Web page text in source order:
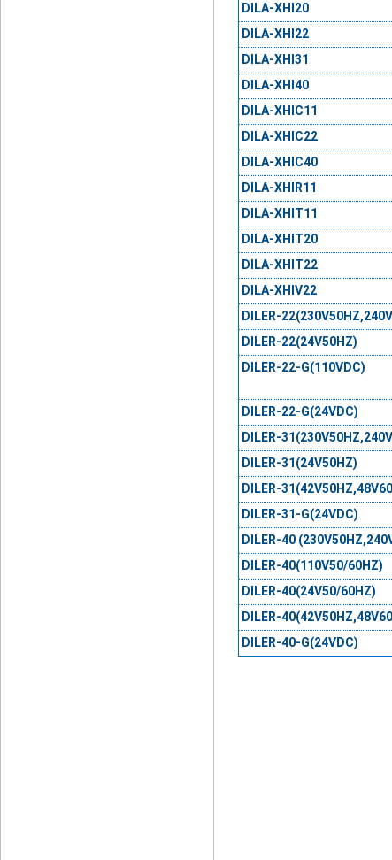
DILA-XHI20
DILA-XHI22
DILA-XHI31
DILA-XHI40
DILA-XHIC11
DILA-XHIC22
DILA-XHIC40
DILA-XHIR11
DILA-XHIT11
DILA-XHIT20
DILA-XHIT22
DILA-XHIV22
DILER-
DILER-22(24V50HZ)
DILER-22-G(110VDC)
DILER-22-G(24VDC)
DILER-
DILER-31(24V50HZ)
DILER-
DILER-31-G(24VDC)
DILER-40
DILER-40(110V50/60HZ)
DILER-40(24V50/60HZ)
DILER-
DILER-40-G(24VDC)